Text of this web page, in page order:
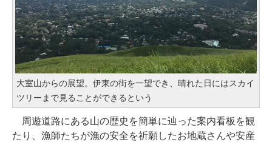
大室山からの展望。伊東の街を一望でき、晴れた日にはスカイ
ツリーまで見ることができるという
周遊道路にある山の歴史を簡単に辿った案内看板を観
たり、漁師たちが漁の安全を祈願したお地蔵さんや安産